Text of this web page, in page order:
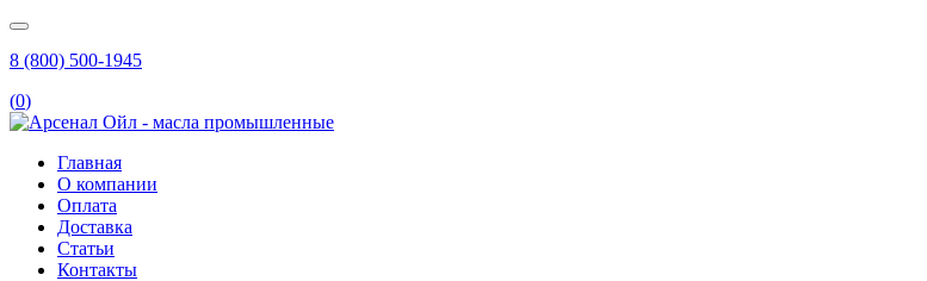
8 (800) 500-1945
(0)
Главная
О компании
Оплата
Доставка
Статьи
Контакты